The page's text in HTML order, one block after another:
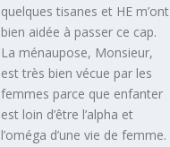
quelques tisanes et HE m’ont
bien aidée à passer ce cap.
La ménaupose, Monsieur,
est très bien vécue par les
femmes parce que enfanter
est loin d’être l’alpha et
l’oméga d’une vie de femme.